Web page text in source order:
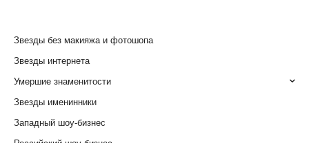
Звезды без макияжа и фотошопа
Звезды интернета
Умершие знаменитости
Звезды именинники
Западный шоу-бизнес